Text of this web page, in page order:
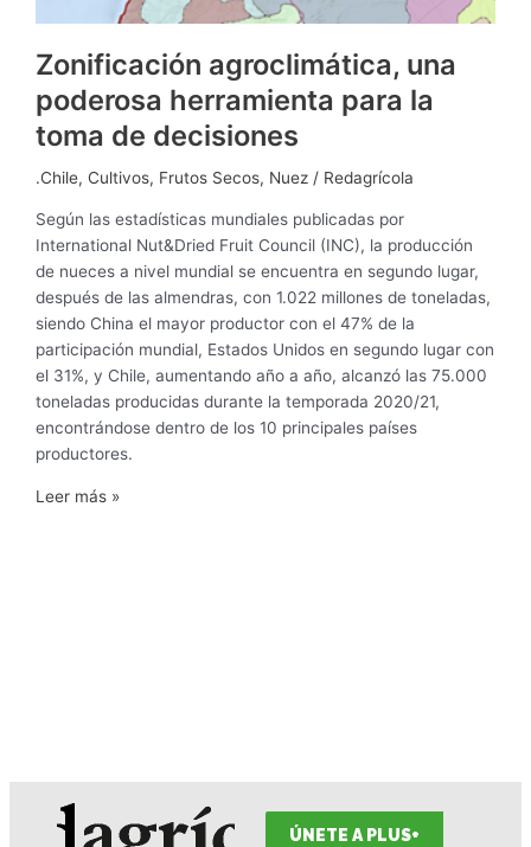
Zonificación agroclimática, una
poderosa herramienta para la
toma de decisiones
.Chile, Cultivos, Frutos Secos, Nuez / Redagrícola
Según las estadísticas mundiales publicadas por
International Nut&Dried Fruit Council (INC), la producción
de nueces a nivel mundial se encuentra en segundo lugar,
después de las almendras, con 1.022 millones de toneladas,
siendo China el mayor productor con el 47% de la
participación mundial, Estados Unidos en segundo lugar con
el 31%, y Chile, aumentando año a año, alcanzó las 75.000
toneladas producidas durante la temporada 2020/21,
encontrándose dentro de los 10 principales países
productores.
Leer más »
ÚNETE A PLUS+